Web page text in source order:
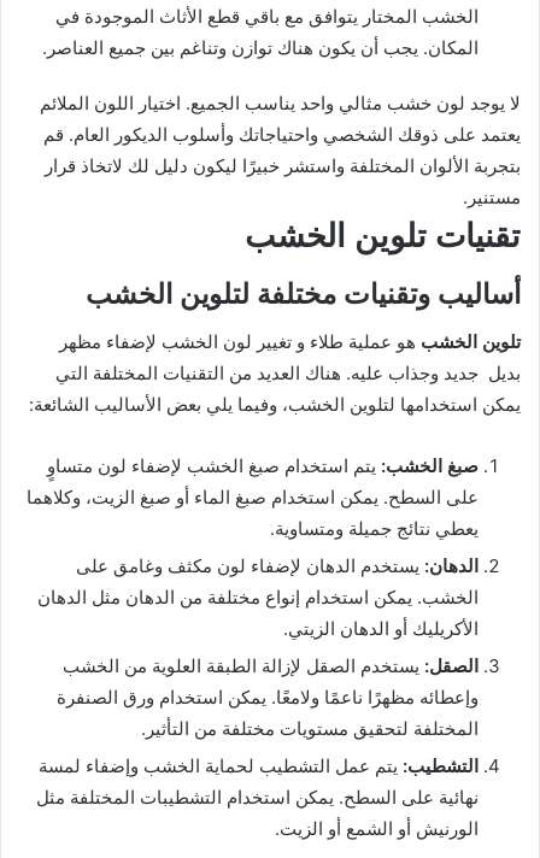
الخشب المختار يتوافق مع باقي قطع الأثاث الموجودة في
المكان. يجب أن يكون هناك توازن وتناغم بين جميع العناصر.
لا يوجد لون خشب مثالي واحد يناسب الجميع. اختيار اللون الملائم
يعتمد على ذوقك الشخصي واحتياجاتك وأسلوب الديكور العام. قم
بتجربة الألوان المختلفة واستشر خبيرًا ليكون دليل لك لاتخاذ قرار
مستنير.
تقنيات تلوين الخشب
أساليب وتقنيات مختلفة لتلوين الخشب
تلوين الخشب هو عملية طلاء و تغيير لون الخشب لإضفاء مظهر
بديل جديد وجذاب عليه. هناك العديد من التقنيات المختلفة التي
يمكن استخدامها لتلوين الخشب، وفيما يلي بعض الأساليب الشائعة:
صبغ الخشب: يتم استخدام صبغ الخشب لإضفاء لون متساوٍ
على السطح. يمكن استخدام صبغ الماء أو صبغ الزيت، وكلاهما
يعطي نتائج جميلة ومتساوية.
الدهان: يستخدم الدهان لإضفاء لون مكثف وغامق على
الخشب. يمكن استخدام إنواع مختلفة من الدهان مثل الدهان
الأكريليك أو الدهان الزيتي.
الصقل: يستخدم الصقل لإزالة الطبقة العلوية من الخشب
وإعطائه مظهرًا ناعمًا ولامعًا. يمكن استخدام ورق الصنفرة
المختلفة لتحقيق مستويات مختلفة من التأثير.
التشطيب: يتم عمل التشطيب لحماية الخشب وإضفاء لمسة
نهائية على السطح. يمكن استخدام التشطيبات المختلفة مثل
الورنيش أو الشمع أو الزيت.